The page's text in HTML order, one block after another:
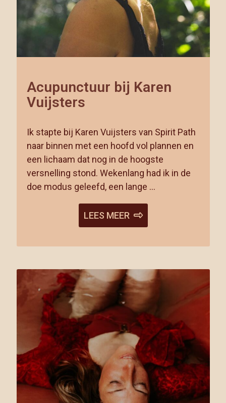
Acupunctuur bij Karen
Vuijsters
Ik stapte bij Karen Vuijsters van Spirit Path
naar binnen met een hoofd vol plannen en
een lichaam dat nog in de hoogste
versnelling stond. Wekenlang had ik in de
doe modus geleefd, een lange …
LEES MEER